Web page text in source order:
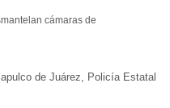
cámaras de
de Juárez
Policía Estatal